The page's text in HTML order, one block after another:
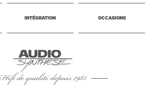
INTÉGRATION OCCASIONS
de qualité depuis 1983